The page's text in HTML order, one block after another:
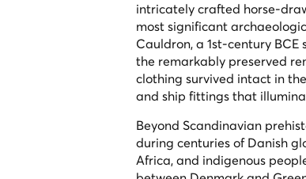
intricately crafted horse-
most significant
Cauldron, a 1st-century
the remarkably preserved
clothing survived intact in
and ship fittings that
Beyond Scandinavian
during centuries of Danish
Africa, and indigenous